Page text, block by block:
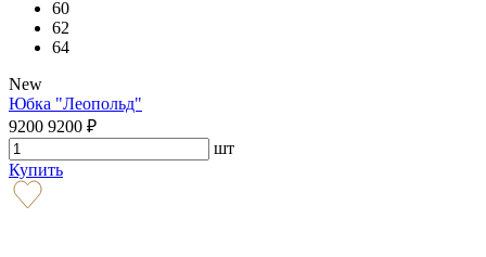
60
62
64
New
Юбка "Леопольд"
9200 9200 ₽
шт
Купить